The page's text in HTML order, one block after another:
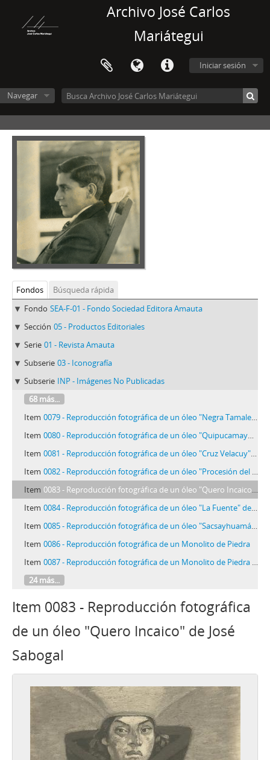
Archivo José Carlos
Mariátegui
Iniciar sesión
Navegar
Fondos
Búsqueda rápida
Fondo SEA-F-01 - Fondo Sociedad Editora Amauta
Sección 05 - Productos Editoriales
Serie 01 - Revista Amauta
Subserie 03 - Iconografía
Subserie INP - Imágenes No Publicadas
68 más...
Item 0079 - Reproducción fotográfica de un óleo "Negra Tamalera" de José Sabogal
Item 0080 - Reproducción fotográfica de un óleo "Quipucamayoc" de José Sabogal
Item 0081 - Reproducción fotográfica de un óleo "Cruz Velacuy" de José Sabogal
Item 0082 - Reproducción fotográfica de un óleo "Procesión del Señor de los Milagros" de José Sabogal
Item 0083 - Reproducción fotográfica de un óleo "Quero Incaico" de José Sabogal
Item 0084 - Reproducción fotográfica de un óleo "La Fuente" de José Sabogal
Item 0085 - Reproducción fotográfica de un óleo "Sacsayhuamán" de José Sabogal
Item 0086 - Reproducción fotográfica de un Monolito de Piedra
Item 0087 - Reproducción fotográfica de un Monolito de Piedra "Sacerdote"
24 más...
Item 0083 - Reproducción fotográfica
de un óleo "Quero Incaico" de José
Sabogal